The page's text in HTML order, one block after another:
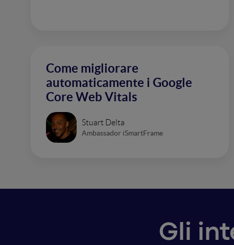
Come migliorare
automaticamente i Google
Core Web Vitals
Stuart Delta
Ambassador iSmartFrame
Gli